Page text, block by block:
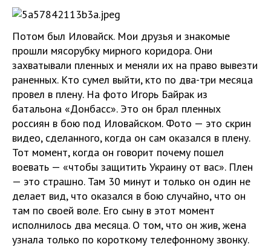
Потом был Иловайск. Мои друзья и знакомые
прошли мясорубку мирного коридора. Они
захватывали пленных и меняли их на право вывезти
раненных. Кто сумел выйти, кто по два-три месяца
провел в плену. На фото Игорь Байрак из
батальона «Донбасс». Это он брал пленных
россиян в бою под Иловайском. Фото — это скрин
видео, сделанного, когда он сам оказался в плену.
Тот момент, когда он говорит почему пошел
воевать — «чтобы защитить Украину от вас». Плен
— это страшно. Там 30 минут и только он один не
делает вид, что оказался в бою случайно, что он
там по своей воле. Его сыну в этот момент
исполнилось два месяца. О том, что он жив, жена
узнала только по короткому телефонному звонку.